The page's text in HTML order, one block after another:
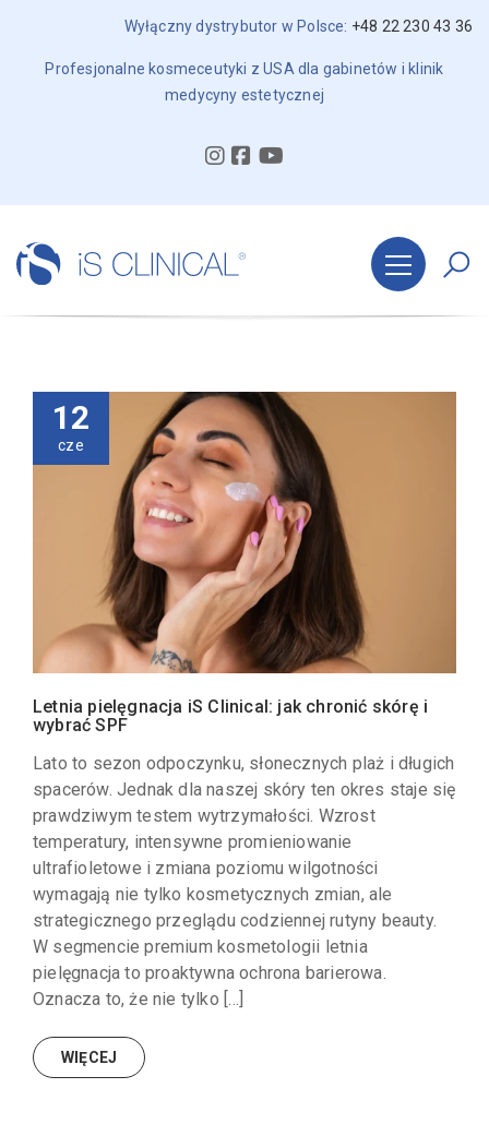
Wyłączny dystrybutor w Polsce: +48 22 230 43 36
Profesjonalne kosmeceutyki z USA dla gabinetów i klinik
medycyny estetycznej
12
cze
Letnia pielęgnacja iS Clinical: jak chronić skórę i
wybrać SPF
Lato to sezon odpoczynku, słonecznych plaż i długich
spacerów. Jednak dla naszej skóry ten okres staje się
prawdziwym testem wytrzymałości. Wzrost
temperatury, intensywne promieniowanie
ultrafioletowe i zmiana poziomu wilgotności
wymagają nie tylko kosmetycznych zmian, ale
strategicznego przeglądu codziennej rutyny beauty.
W segmencie premium kosmetologii letnia
pielęgnacja to proaktywna ochrona barierowa.
Oznacza to, że nie tylko […]
WIĘCEJ